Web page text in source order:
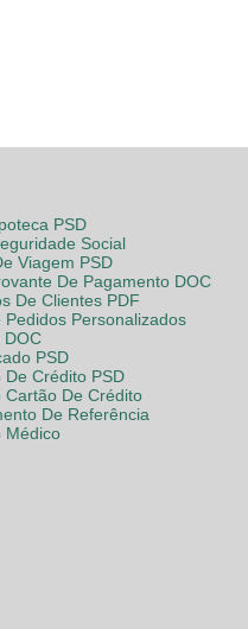
PSD
Social
Viagem PSD
De Pagamento DOC
De Clientes PDF
Pedidos Personalizados
DOC
PSD
De Crédito PSD
Cartão De Crédito
De Referência
Médico